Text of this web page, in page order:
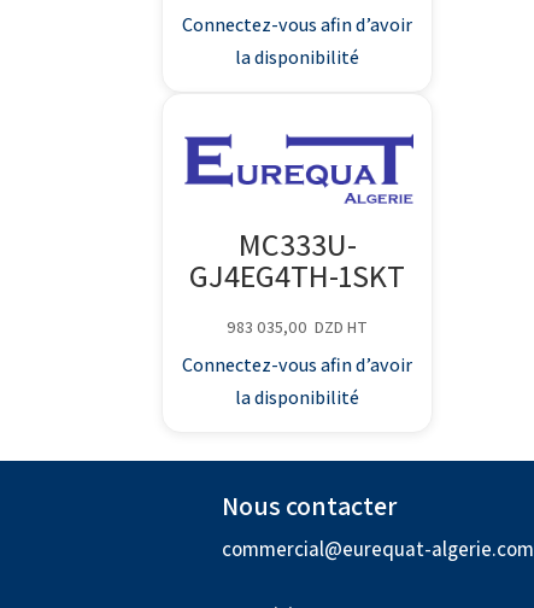
Connectez-vous afin d’avoir
la disponibilité
MC333U-
GJ4EG4TH-1SKT
983 035,00 DZD HT
Connectez-vous afin d’avoir
la disponibilité
Nous contacter
commercial@eurequat-algerie.com